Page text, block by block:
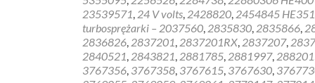
23539571, 24 V volts, 2428820, 2454845
turbosprężarki – 2037560, 2835830, 2835866,
2836826, 2837201, 2837201RX, 2837207,
2840521, 2843821, 2881785, 2881997,
3767356, 3767358, 3767615, 3767630,